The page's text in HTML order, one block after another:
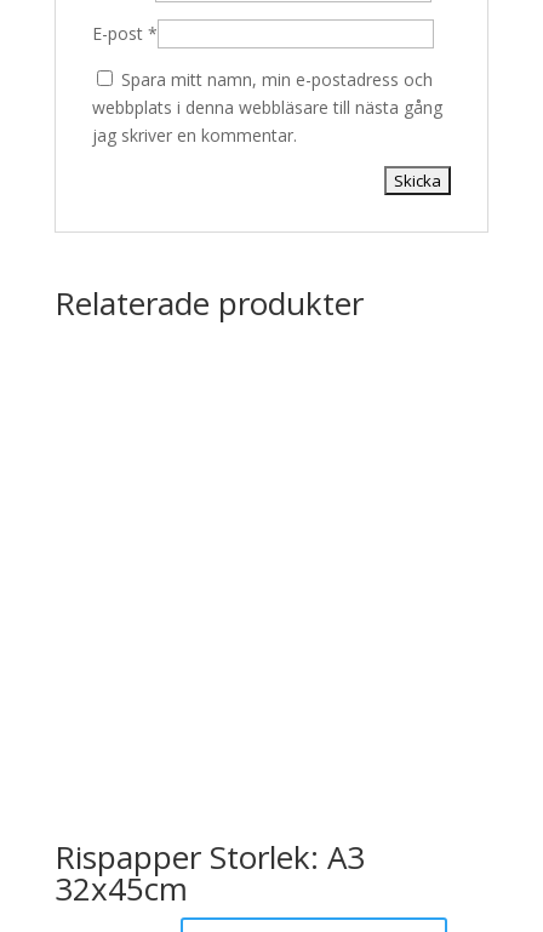
E-post *
Spara mitt namn, min e-postadress och
webbplats i denna webbläsare till nästa gång
jag skriver en kommentar.
Relaterade produkter
Rispapper Storlek: A3
32x45cm